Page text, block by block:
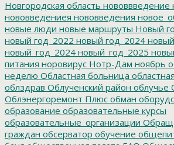
Новгородская область нововвведение
нововведениея нововведения
новые люди новые маршруты Новый
новый год_2022 новый год_2024
новый_год_2024 новый_год_2025
питания норовирус Нотр-Дам ноябрь
неделю Областная больница
облздрав Облученский район облучье
Облэнергоремонт Плюс обман
образование образовательные курсы
образовательные_организации
граждан обсерватор обучение